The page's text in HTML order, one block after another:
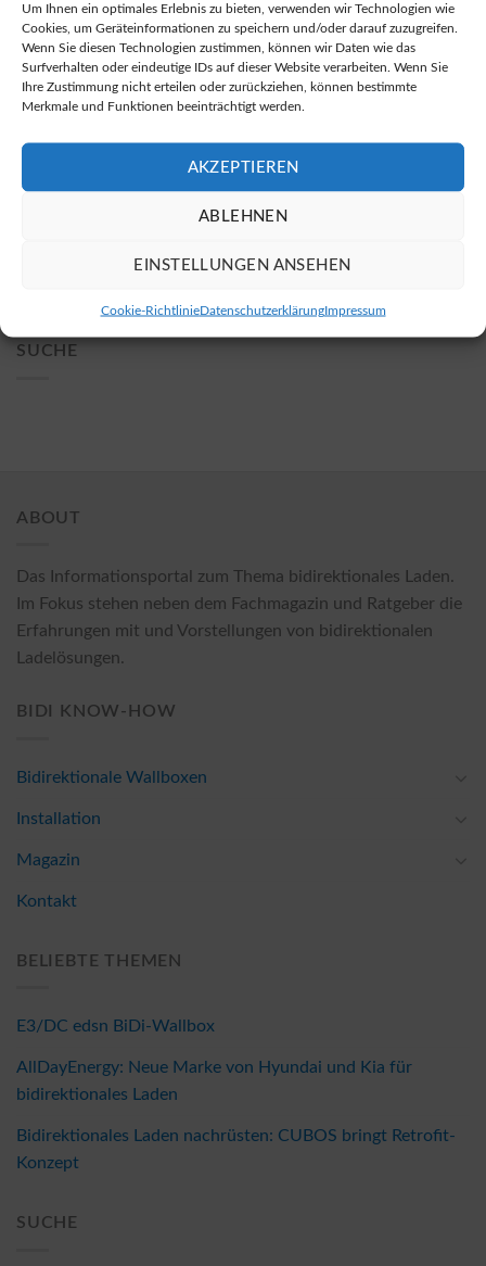
Um Ihnen ein optimales Erlebnis zu bieten, verwenden wir Technologien wie
Cookies, um Geräteinformationen zu speichern und/oder darauf zuzugreifen.
Wenn Sie diesen Technologien zustimmen, können wir Daten wie das
Surfverhalten oder eindeutige IDs auf dieser Website verarbeiten. Wenn Sie
Ihre Zustimmung nicht erteilen oder zurückziehen, können bestimmte
Merkmale und Funktionen beeinträchtigt werden.
AKZEPTIEREN
ABLEHNEN
EINSTELLUNGEN ANSEHEN
Cookie-RichtlinieDatenschutzerklärungImpressum
Marktoffingen – Installation bidirektionale Wallbox
Kyllburgweiler – Installation bidirektionale Wallbox
Wiesenbronn – Installation bidirektionale Wallbox
Dielheim – Installation bidirektionale Wallbox
SUCHE
ABOUT
Das Informationsportal zum Thema bidirektionales Laden.
Im Fokus stehen neben dem Fachmagazin und Ratgeber die
Erfahrungen mit und Vorstellungen von bidirektionalen
Ladelösungen.
BIDI KNOW-HOW
Bidirektionale Wallboxen
Installation
Magazin
Kontakt
BELIEBTE THEMEN
E3/DC edsn BiDi-Wallbox
AllDayEnergy: Neue Marke von Hyundai und Kia für
bidirektionales Laden
Bidirektionales Laden nachrüsten: CUBOS bringt Retrofit-
Konzept
SUCHE